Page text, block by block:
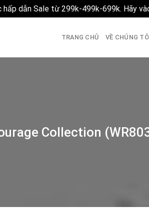
dẫn Sale từ 299k-499k-699k. Hãy
TRANG CHỦ VỀ CHÚNG
Collection